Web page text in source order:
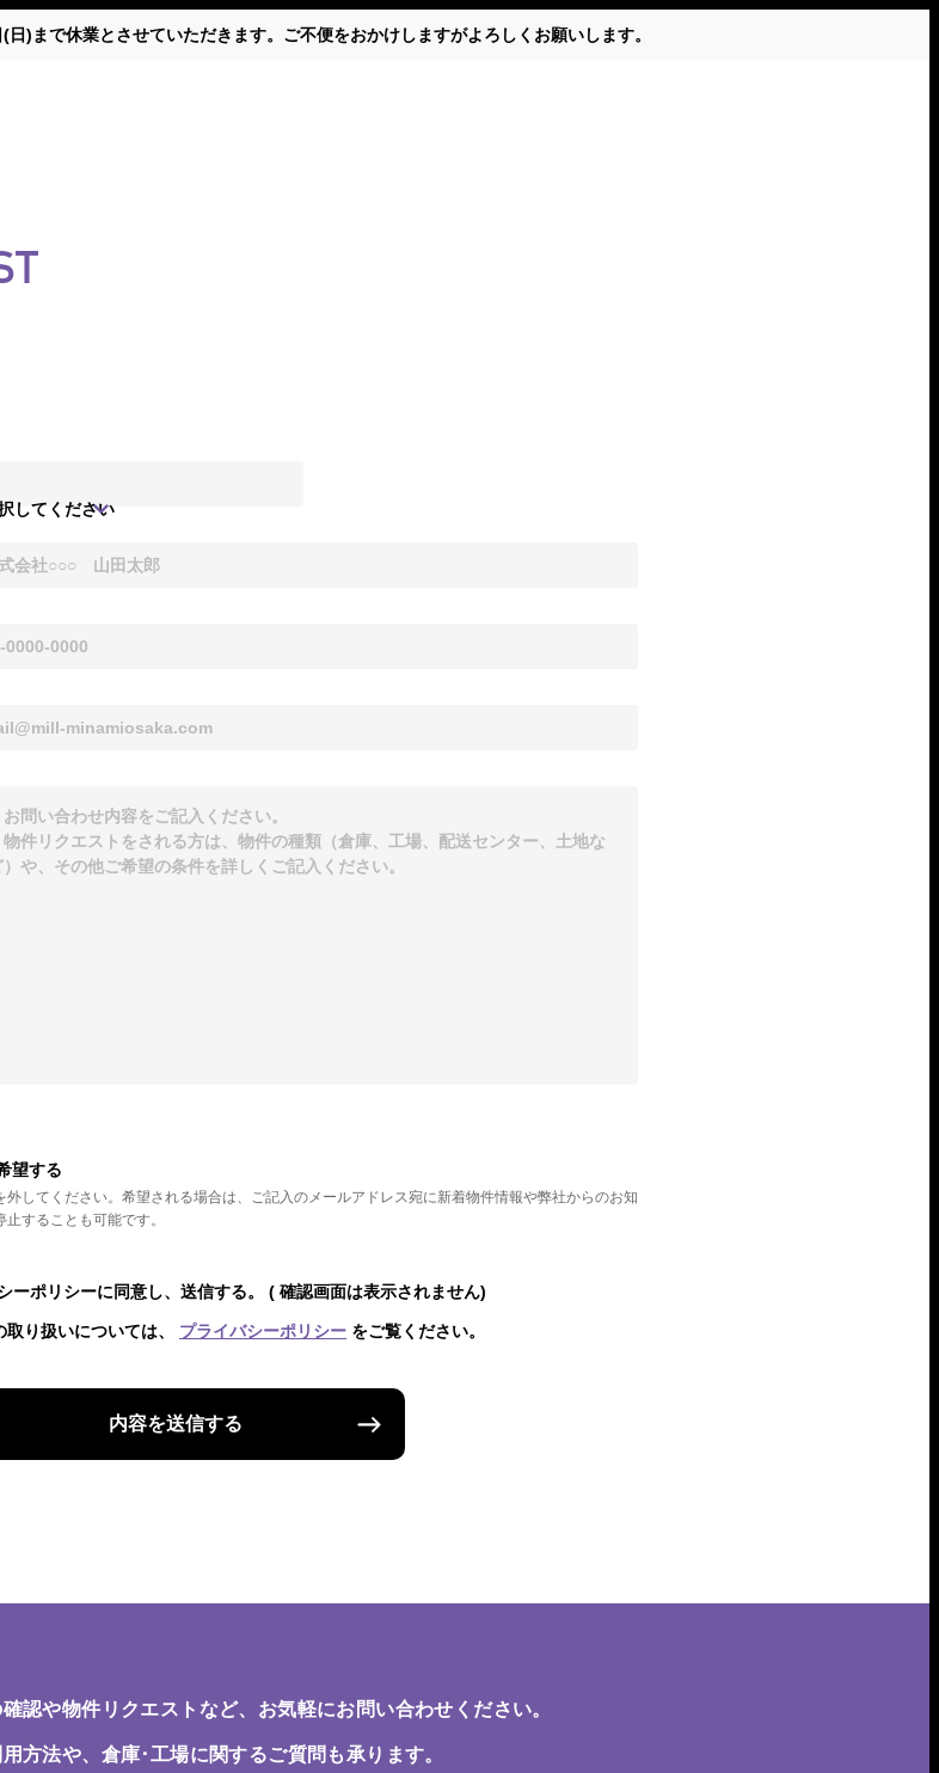
)まで休業とさせていただきます。ご不便をおかけしますがよろしくお願いします。
してください
望する
してください。希望される場合は、ご記入のメールアドレス宛に新着物件情報や弊社からのお知
することも可能です。
ーポリシーに同意し、送信する。 ( 確認画面は表示されません)
り扱いについては、 プライバシーポリシー をご覧ください。
内容を送信する
認や物件リクエストなど、お気軽にお問い合わせください。
方法や、倉庫･工場に関するご質問も承ります。